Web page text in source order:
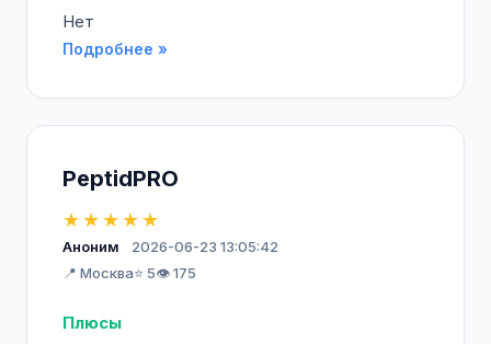
Нет
Подробнее »
PeptidPRO
★★★★★
Аноним
2026-06-23 13:05:42
📍 Москва⭐ 5👁️ 175
Плюсы